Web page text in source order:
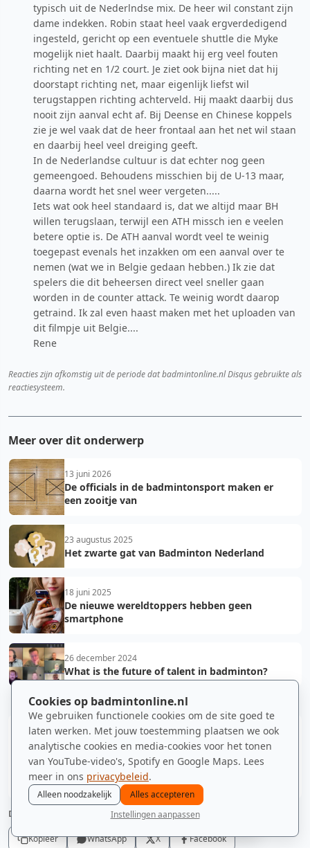
Cookies op badmintonline.nl
We gebruiken functionele cookies om de site goed te
laten werken. Met jouw toestemming plaatsen we ook
analytische cookies en media-cookies voor het tonen
van YouTube-video's, Spotify en Google Maps. Lees
meer in ons privacybeleid.
Alleen noodzakelijk
Alles accepteren
Instellingen aanpassen
typisch uit de Nederlndse mix. De heer wil constant zijn
dame indekken. Robin staat heel vaak ergverdedigend
ingesteld, gericht op een eventuele shuttle die Myke
mogelijk niet haalt. Daarbij maakt hij erg veel fouten
richting net en 1/2 court. Je ziet ook bijna niet dat hij
doorstapt richting net, maar eigenlijk liefst wil
terugstappen richting achterveld. Hij maakt daarbij dus
nooit zijn aanval echt af. Bij Deense en Chinese koppels
zie je wel vaak dat de heer frontaal aan het net wil staan
en daarbij heel veel dreiging geeft.
In de Nederlandse cultuur is dat echter nog geen
gemeengoed. Behoudens misschien bij de U-13 maar,
daarna wordt het snel weer vergeten.....
Iets wat ook heel standaard is, dat we altijd maar BH
willen terugslaan, terwijl een ATH missch ien e veelen
betere optie is. De ATH aanval wordt veel te weinig
toegepast evenals het inzakken om een aanval over te
nemen (wat we in Belgie gedaan hebben.) Ik zie dat
spelers die dit beheersen direct veel sneller gaan
worden in de counter attack. Te weinig wordt daarop
getraind. Ik zal even haast maken met het uploaden van
dit filmpje uit Belgie....
Rene
Reacties zijn afkomstig uit de periode dat badmintonline.nl Disqus gebruikte als
reactiesysteem.
Meer over dit onderwerp
13 juni 2026
De officials in de badmintonsport maken er
een zooitje van
23 augustus 2025
Het zwarte gat van Badminton Nederland
18 juni 2025
De nieuwe wereldtoppers hebben geen
smartphone
26 december 2024
What is the future of talent in badminton?
We werken 365 dagen per jaar aan badmintonnieuws.
Steun ons vanaf €0,01.
Ik steun jullie!
DELEN
Kopieer WhatsApp X Facebook
spelers ranglijst zomer